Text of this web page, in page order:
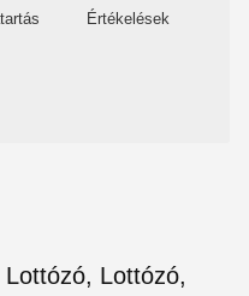
Értékelések
Lottózó,